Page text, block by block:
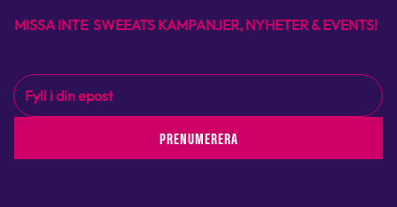
MISSA INTE SWEEATS KAMPANJER, NYHETER & EVENTS!
PRENUMERERA